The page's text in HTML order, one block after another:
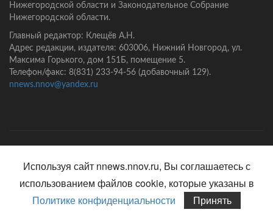
Нижегородской области и Законодательное Собрание
Нижегородской области.
Главный редактор: Клещёв А.Н.
Адрес редакции, издателя: 603006, Нижний Новгород, ул.
Максима Горького, дом 151Б, помещение 5.
Телефон/факс: 8(831) 233-94-56 (добавочный 129).
nnews.nnov@yandex.ru
Используя сайт nnews.nnov.ru, Вы соглашаетесь с
использованием файлов cookie, которые указаны в
Политике конфиденциальности
Принять